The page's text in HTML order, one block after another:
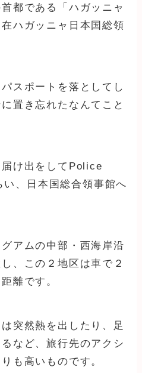
都である「ハガッニャ
ハガッニャ日本国総領
スポートを落としてし
置き忘れたなんてこと
け出をしてPolice
、日本国総合領事館へ
アムの中部・西海岸沿
、この２地区は車で２
離です。
突然熱を出したり、足
など、旅行先のアクシ
も高いものです。